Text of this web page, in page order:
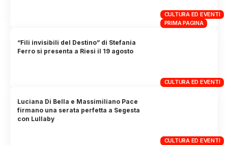
CULTURA ED EVENTI
PRIMA PAGINA
CULTURA ED EVENTI
“Fili invisibili del Destino” di Stefania
Ferro si presenta a Riesi il 19 agosto
CULTURA ED EVENTI
Luciana Di Bella e Massimiliano Pace
firmano una serata perfetta a Segesta
con Lullaby